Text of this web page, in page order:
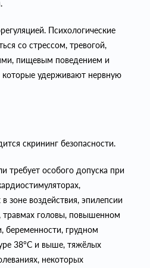
Психологические
со стрессом, тревогой,
пищевым поведением и
которые удерживают нервную
скрининг безопасности.
требует особого допуска при
зоне воздействия, эпилепсии
травмах головы, повышенном
беременности, грудном
38°C и выше, тяжёлых
некоторых